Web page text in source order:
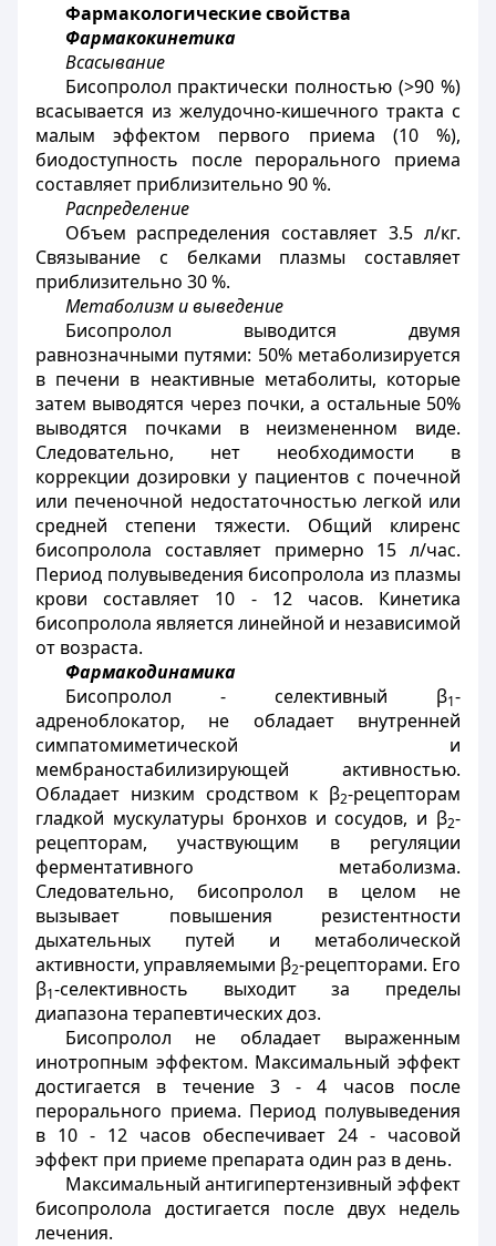
Фармакологические свойства
Фармакокинетика
Всасывание
Бисопролол практически полностью (>90 %)
всасывается из желудочно-кишечного тракта с
малым эффектом первого приема (10 %),
биодоступность после перорального приема
составляет приблизительно 90 %.
Распределение
Объем распределения составляет 3.5 л/кг.
Связывание с белками плазмы составляет
приблизительно 30 %.
Метаболизм и выведение
Бисопролол выводится двумя
равнозначными путями: 50% метаболизируется
в печени в неактивные метаболиты, которые
затем выводятся через почки, а остальные 50%
выводятся почками в неизмененном виде.
Следовательно, нет необходимости в
коррекции дозировки у пациентов с почечной
или печеночной недостаточностью легкой или
средней степени тяжести. Общий клиренс
бисопролола составляет примерно 15 л/час.
Период полувыведения бисопролола из плазмы
крови составляет 10 - 12 часов. Кинетика
бисопролола является линейной и независимой
от возраста.
Фармакoдинамика
Бисопролол - селективный β1-
адреноблокатор, не обладает внутренней
симпатомиметической и
мембраностабилизирующей активностью.
Обладает низким сродством к β2-рецепторам
гладкой мускулатуры бронхов и сосудов, и β2-
рецепторам, участвующим в регуляции
ферментативного метаболизма.
Следовательно, бисопролол в целом не
вызывает повышения резистентности
дыхательных путей и метаболической
активности, управляемыми β2-рецепторами. Его
β1-селективность выходит за пределы
диапазона терапевтических доз.
Бисопролол не обладает выраженным
инотропным эффектом. Максимальный эффект
достигается в течение 3 - 4 часов после
перорального приема. Период полувыведения
в 10 - 12 часов обеспечивает 24 - часовой
эффект при приеме препарата один раз в день.
Максимальный антигипертензивный эффект
бисопролола достигается после двух недель
лечения.